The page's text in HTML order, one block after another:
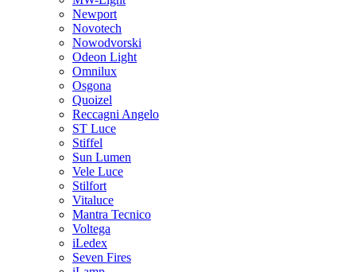
Newport
Novotech
Nowodvorski
Odeon Light
Omnilux
Osgona
Quoizel
Reccagni Angelo
ST Luce
Stiffel
Sun Lumen
Vele Luce
Stilfort
Vitaluce
Mantra Tecnico
Voltega
iLedex
Seven Fires